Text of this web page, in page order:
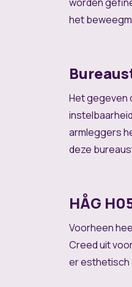
het
Het gegeven
armleggers
deze
HÅG
Voorheen
Creed uit
er esthetisch